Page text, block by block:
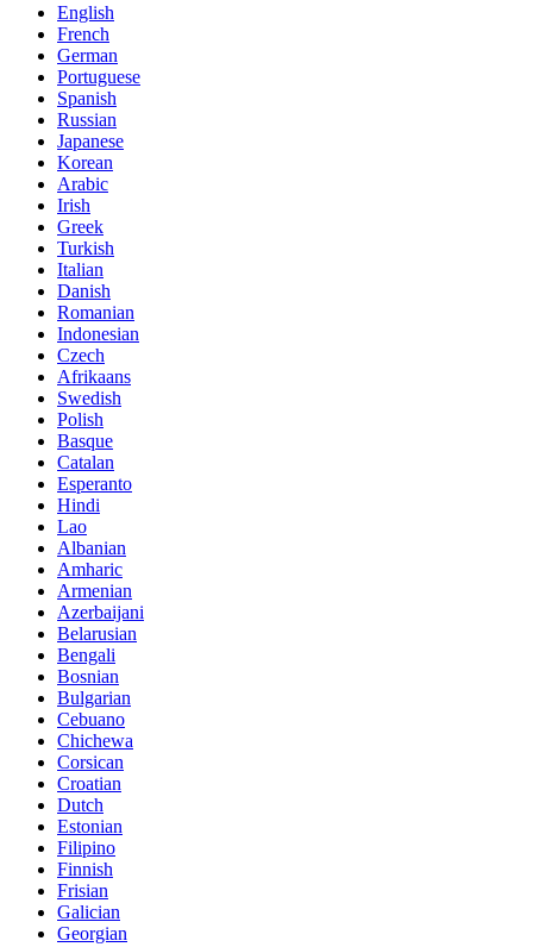
English
French
German
Portuguese
Spanish
Russian
Japanese
Korean
Arabic
Irish
Greek
Turkish
Italian
Danish
Romanian
Indonesian
Czech
Afrikaans
Swedish
Polish
Basque
Catalan
Esperanto
Hindi
Lao
Albanian
Amharic
Armenian
Azerbaijani
Belarusian
Bengali
Bosnian
Bulgarian
Cebuano
Chichewa
Corsican
Croatian
Dutch
Estonian
Filipino
Finnish
Frisian
Galician
Georgian